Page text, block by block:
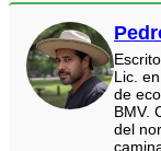
Lic.
de
BMV.
del